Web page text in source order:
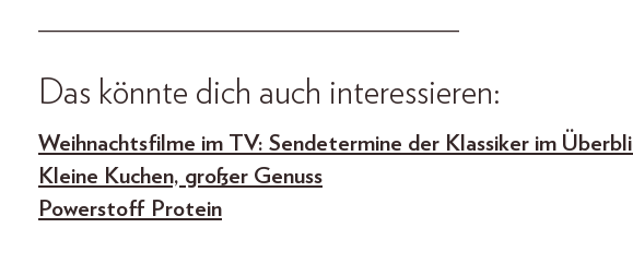
___________________________________
Das könnte dich auch interessieren:
Weihnachtsfilme im TV: Sendetermine der Klassiker im
Kleine Kuchen, großer Genuss
Powerstoff Protein